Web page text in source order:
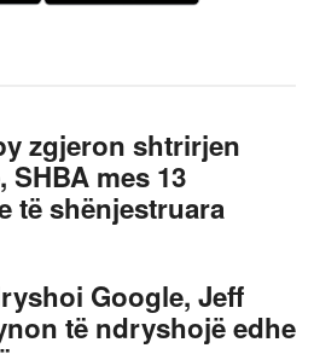
zgjeron shtrirjen
SHBA mes 13
të shënjestruara
Google, Jeff
të ndryshojë edhe